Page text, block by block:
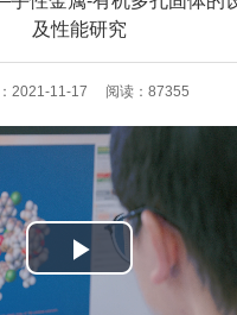
及性能研究
2021-11-17 阅读：87355
Play